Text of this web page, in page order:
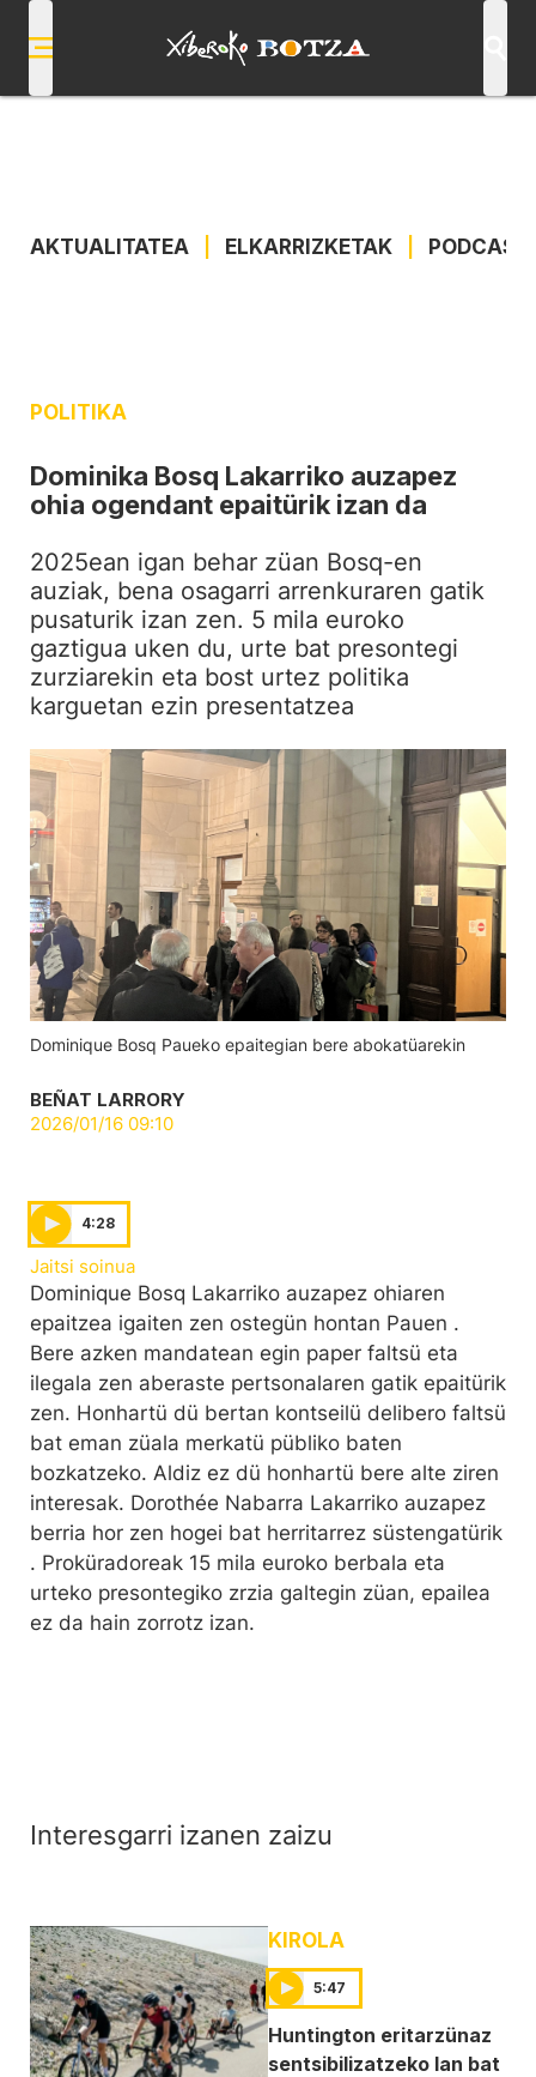
AKTUALITATEA ELKARRIZKETAK
POLITIKA
Dominika Bosq Lakarriko auzapez
ohia ogendant epaitürik izan da
2025ean igan behar züan Bosq-en
auziak, bena osagarri arrenkuraren gatik
pusaturik izan zen. 5 mila euroko
gaztigua uken du, urte bat presontegi
zurziarekin eta bost urtez politika
karguetan ezin presentatzea
Dominique Bosq Paueko epaitegian bere abokatüarekin
BEÑAT LARRORY
2026/01/16 09:10
4:28
Jaitsi soinua
Dominique Bosq Lakarriko auzapez ohiaren
epaitzea igaiten zen ostegün hontan Pauen .
Bere azken mandatean egin paper faltsü eta
ilegala zen aberaste pertsonalaren gatik epaitürik
zen. Honhartü dü bertan kontseilü delibero faltsü
bat eman züala merkatü pübliko baten
bozkatzeko. Aldiz ez dü honhartü bere alte ziren
interesak. Dorothée Nabarra Lakarriko auzapez
berria hor zen hogei bat herritarrez süstengatürik
. Proküradoreak 15 mila euroko berbala eta
urteko presontegiko zrzia galtegin züan, epailea
ez da hain zorrotz izan.
Interesgarri izanen zaizu
KIROLA
5:47
Huntington eritarzünaz
sentsibilizatzeko lan bat